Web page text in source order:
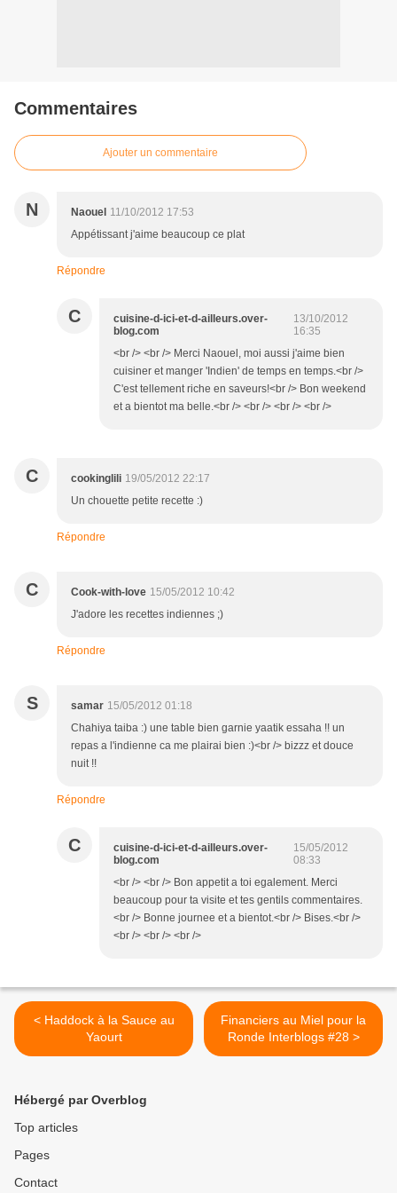
Commentaires
Ajouter un commentaire
N Naouel 11/10/2012 17:53
Appétissant j'aime beaucoup ce plat
Répondre
C
cuisine-d-ici-et-d-ailleurs.over-
blog.com
13/10/2012
16:35
<br /> <br /> Merci Naouel, moi aussi j'aime bien
cuisiner et manger 'Indien' de temps en temps.<br />
C'est tellement riche en saveurs!<br /> Bon weekend
et a bientot ma belle.<br /> <br /> <br /> <br />
C cookinglili 19/05/2012 22:17
Un chouette petite recette :)
Répondre
C Cook-with-love 15/05/2012 10:42
J'adore les recettes indiennes ;)
Répondre
S samar 15/05/2012 01:18
Chahiya taiba :) une table bien garnie yaatik essaha !! un
repas a l'indienne ca me plairai bien :)<br /> bizzz et douce
nuit !!
Répondre
C
cuisine-d-ici-et-d-ailleurs.over-
blog.com
15/05/2012
08:33
<br /> <br /> Bon appetit a toi egalement. Merci
beaucoup pour ta visite et tes gentils commentaires.
<br /> Bonne journee et a bientot.<br /> Bises.<br />
<br /> <br /> <br />
< Haddock à la Sauce au
Yaourt
Financiers au Miel pour la
Ronde Interblogs #28 >
Hébergé par Overblog
Top articles
Pages
Contact